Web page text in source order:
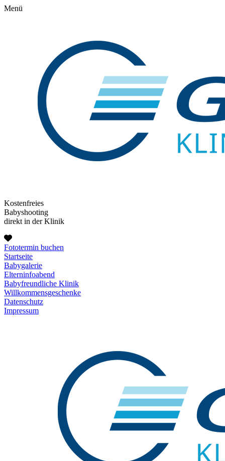
Menü
Kostenfreies
Babyshooting
direkt in der Klinik
Fototermin buchen
Startseite
Babygalerie
Elterninfoabend
Babyfreundliche Klinik
Willkommensgeschenke
Datenschutz
Impressum